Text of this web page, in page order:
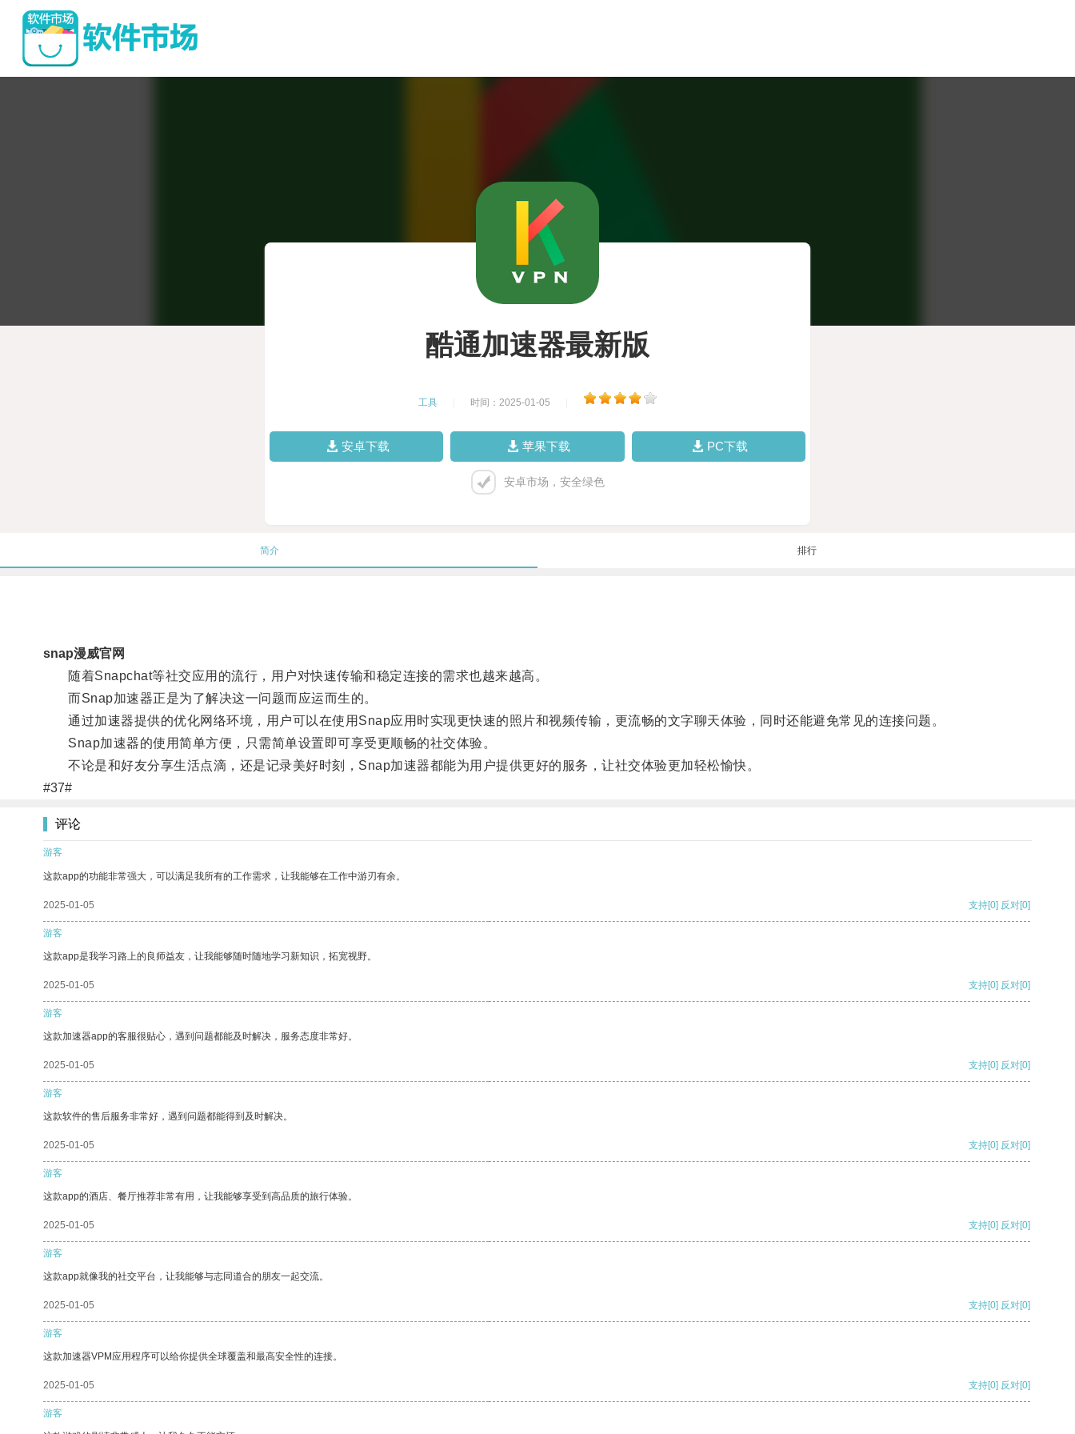
酷通加速器最新版
工具 时间：2025-01-05
安卓下载 苹果下载 PC下载
安卓市场，安全绿色
简介 排行
snap漫威官网
随着Snapchat等社交应用的流行，用户对快速传输和稳定连接的需求也越来越高。
而Snap加速器正是为了解决这一问题而应运而生的。
通过加速器提供的优化网络环境，用户可以在使用Snap应用时实现更快速的照片和视频传输，更流畅的文字聊天体验，同时还能避免常见的连接问题。
Snap加速器的使用简单方便，只需简单设置即可享受更顺畅的社交体验。
不论是和好友分享生活点滴，还是记录美好时刻，Snap加速器都能为用户提供更好的服务，让社交体验更加轻松愉快。
#37#
评论
游客
这款app的功能非常强大，可以满足我所有的工作需求，让我能够在工作中游刃有余。
2025-01-05 支持[0] 反对[0]
游客
这款app是我学习路上的良师益友，让我能够随时随地学习新知识，拓宽视野。
2025-01-05 支持[0] 反对[0]
游客
这款加速器app的客服很贴心，遇到问题都能及时解决，服务态度非常好。
2025-01-05 支持[0] 反对[0]
游客
这款软件的售后服务非常好，遇到问题都能得到及时解决。
2025-01-05 支持[0] 反对[0]
游客
这款app的酒店、餐厅推荐非常有用，让我能够享受到高品质的旅行体验。
2025-01-05 支持[0] 反对[0]
游客
这款app就像我的社交平台，让我能够与志同道合的朋友一起交流。
2025-01-05 支持[0] 反对[0]
游客
这款加速器VPM应用程序可以给你提供全球覆盖和最高安全性的连接。
2025-01-05 支持[0] 反对[0]
游客